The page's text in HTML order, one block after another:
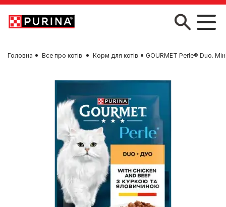
Skip to main content
Головна Все про котів Корм для котів GOURMET Perle® Duo.